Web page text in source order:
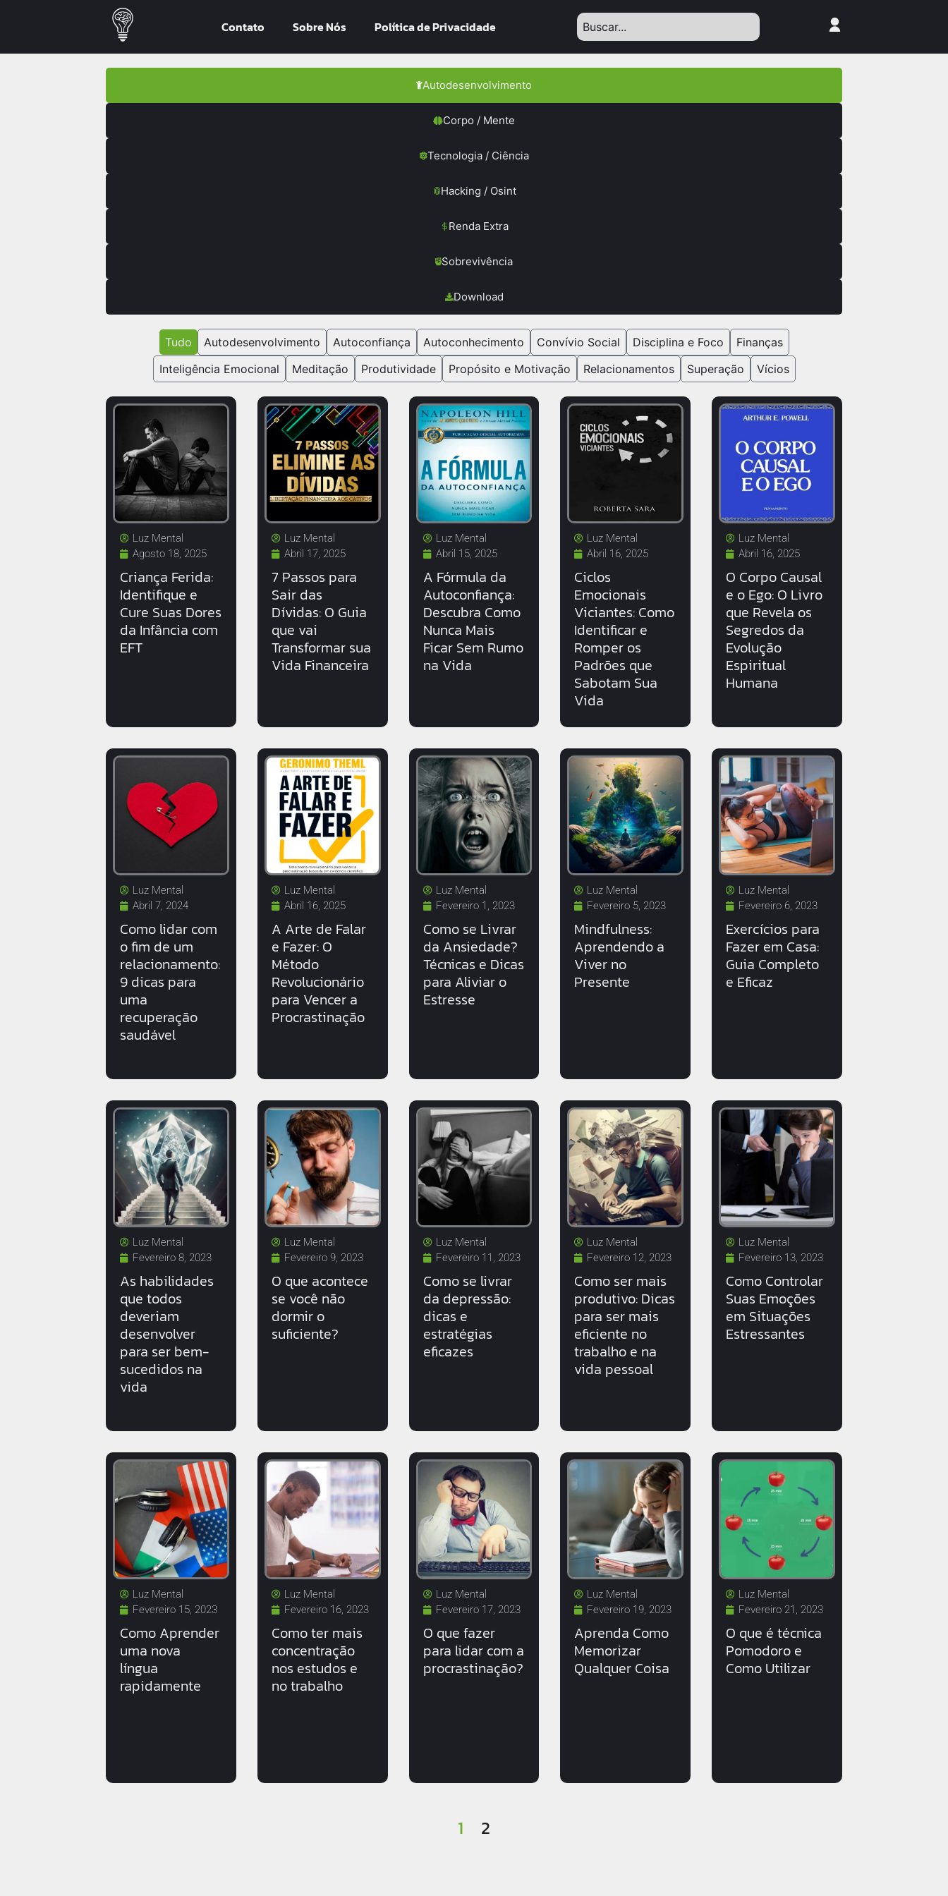
Contato Sobre Nós Política de Privacidade
Autodesenvolvimento
Corpo / Mente
Tecnologia / Ciência
Hacking / Osint
Renda Extra
Sobrevivência
Download
Autodesenvolvimento Autoconfiança Autoconhecimento Convívio Social Disciplina e Foco
Finanças
Inteligência Emocional
Meditação Produtividade Propósito e Motivação Relacionamentos Superação Vícios
Tudo
Luz Mental
Agosto 18, 2025
Criança Ferida:
Identifique e
Cure Suas Dores
da Infância com
EFT
Luz Mental
Abril 17, 2025
7 Passos para
Sair das
Dívidas: O Guia
que vai
Transformar sua
Vida Financeira
Luz Mental
Abril 15, 2025
A Fórmula da
Autoconfiança:
Descubra Como
Nunca Mais
Ficar Sem Rumo
na Vida
Luz Mental
Abril 16, 2025
Ciclos
Emocionais
Viciantes: Como
Identificar e
Romper os
Padrões que
Sabotam Sua
Vida
Luz Mental
Abril 16, 2025
O Corpo Causal
e o Ego: O Livro
que Revela os
Segredos da
Evolução
Espiritual
Humana
Luz Mental
Abril 7, 2024
Como lidar com
o fim de um
relacionamento:
9 dicas para
uma
recuperação
saudável
Luz Mental
Abril 16, 2025
A Arte de Falar
e Fazer: O
Método
Revolucionário
para Vencer a
Procrastinação
Luz Mental
Fevereiro 1, 2023
Como se Livrar
da Ansiedade?
Técnicas e Dicas
para Aliviar o
Estresse
Luz Mental
Fevereiro 5, 2023
Mindfulness:
Aprendendo a
Viver no
Presente
Luz Mental
Fevereiro 6, 2023
Exercícios para
Fazer em Casa:
Guia Completo
e Eficaz
Luz Mental
Fevereiro 8, 2023
As habilidades
que todos
deveriam
desenvolver
para ser bem-
sucedidos na
vida
Luz Mental
Fevereiro 9, 2023
O que acontece
se você não
dormir o
suficiente?
Luz Mental
Fevereiro 11, 2023
Como se livrar
da depressão:
dicas e
estratégias
eficazes
Luz Mental
Fevereiro 12, 2023
Como ser mais
produtivo: Dicas
para ser mais
eficiente no
trabalho e na
vida pessoal
Luz Mental
Fevereiro 13, 2023
Como Controlar
Suas Emoções
em Situações
Estressantes
Luz Mental
Fevereiro 15, 2023
Como Aprender
uma nova
língua
rapidamente
Luz Mental
Fevereiro 16, 2023
Como ter mais
concentração
nos estudos e
no trabalho
Luz Mental
Fevereiro 17, 2023
O que fazer
para lidar com a
procrastinação?
Luz Mental
Fevereiro 19, 2023
Aprenda Como
Memorizar
Qualquer Coisa
Luz Mental
Fevereiro 21, 2023
O que é técnica
Pomodoro e
Como Utilizar
1 2